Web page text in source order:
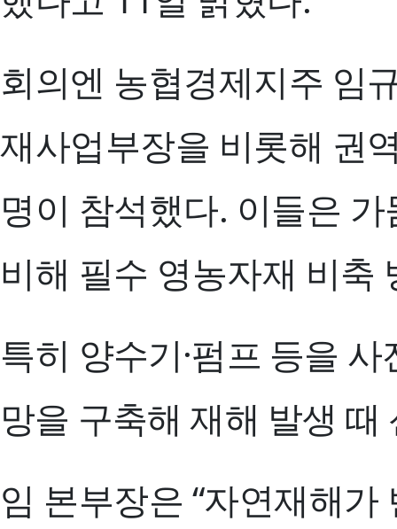
회의엔 농협경제지주 임
재사업부장을 비롯해 권
명이 참석했다. 이들은
비해 필수 영농자재 비
특히 양수기·펌프 등을
망을 구축해 재해 발생
임 본부장은 “자연재해